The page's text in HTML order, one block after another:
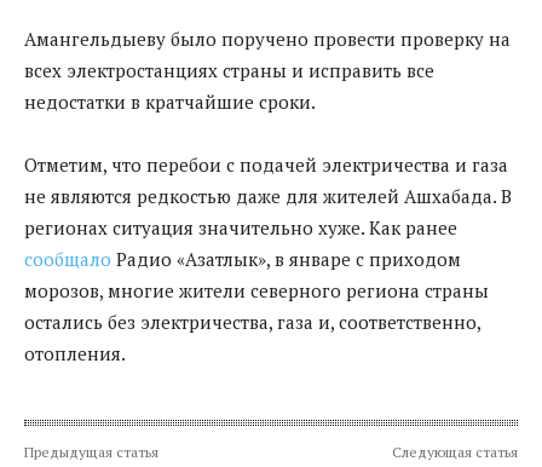
Амангельдыеву было поручено провести проверку на
всех электростанциях страны и исправить все
недостатки в кратчайшие сроки.
Отметим, что перебои с подачей электричества и газа
не являются редкостью даже для жителей Ашхабада. В
регионах ситуация значительно хуже. Как ранее
сообщало Радио «Азатлык», в январе с приходом
морозов, многие жители северного региона страны
остались без электричества, газа и, соответственно,
отопления.
Предыдущая статья Следующая статья